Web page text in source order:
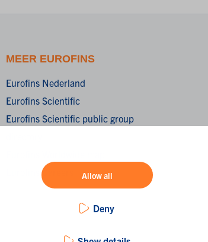
Allow all
Deny
MEER EUROFINS
Eurofins Nederland
Eurofins Scientific
Eurofins Scientific public group
Eurofins Careers